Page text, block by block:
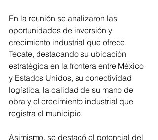
En la reunión se analizaron las
oportunidades de inversión y
crecimiento industrial que ofrece
Tecate, destacando su ubicación
estratégica en la frontera entre México
y Estados Unidos, su conectividad
logística, la calidad de su mano de
obra y el crecimiento industrial que
registra el municipio.
Asimismo, se destacó el potencial del